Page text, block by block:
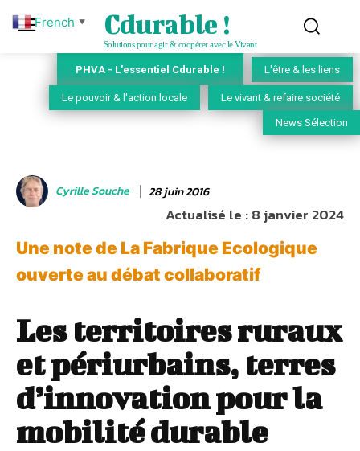
Cdurable !
Solutions pour agir & coopérer avec le Vivant
PHVA - L'essentiel Cdurable ! L'être & les liens
Le pouvoir & l'action locale Le vivant & refaire société
News Sélection
Cyrille Souche 28 juin 2016
Actualisé le :8 janvier 2024
Une note de La Fabrique Ecologique
ouverte au débat collaboratif
Les territoires ruraux
et périurbains, terres
d’innovation pour la
mobilité durable
French ▼